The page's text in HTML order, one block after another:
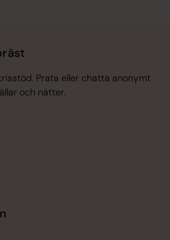
Prata eller chatta anonymt
och nätter.